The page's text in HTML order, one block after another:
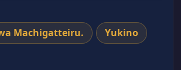
Machigatteiru.
Yukino